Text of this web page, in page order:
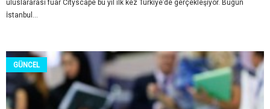
uluslararası fuar Cityscape bu yıl ilk kez Türkiye’de gerçekleşiyor. Bugün
İstanbul...
GÜNCEL